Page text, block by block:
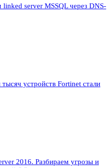
server MSSQL через DNS-
устройств Fortinet стали
2016. Разбираем угрозы и